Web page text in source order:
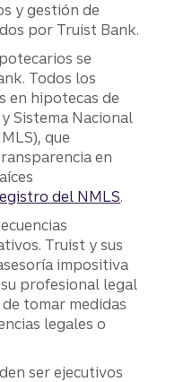
y gestión de
por Truist Bank.
se
Todos los
en hipotecas de
Sistema Nacional
que
en
del NMLS.
Truist y sus
impositiva
profesional legal
tomar medidas
legales o
ser ejecutivos